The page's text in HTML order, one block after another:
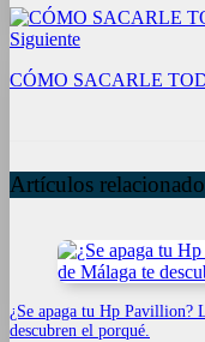
Siguiente
CÓMO SACARLE
Artículos
¿Se apaga tu Hp Pavillion?
descubren el porqué.